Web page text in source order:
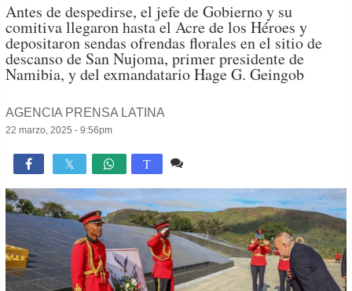
Antes de despedirse, el jefe de Gobierno y su
comitiva llegaron hasta el Acre de los Héroes y
depositaron sendas ofrendas florales en el sitio de
descanso de San Nujoma, primer presidente de
Namibia, y del exmandatario Hage G. Geingob
AGENCIA PRENSA LATINA
22 marzo, 2025 - 9:56pm
 T